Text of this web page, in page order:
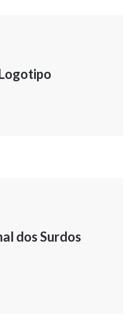
dos Surdos